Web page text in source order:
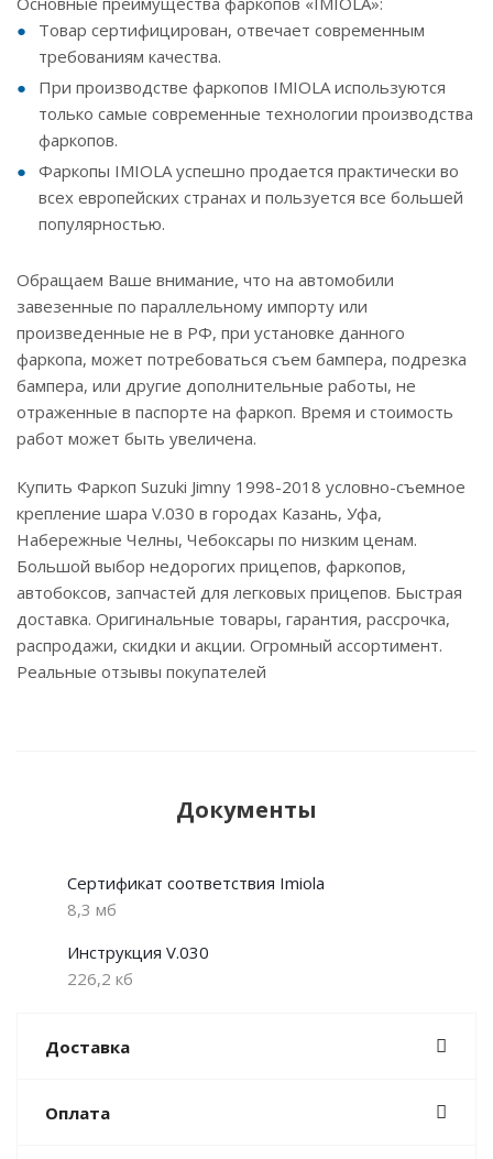
Товар сертифицирован, отвечает современным
требованиям качества.
При производстве фаркопов IMIOLA используются
только самые современные технологии производства
фаркопов.
Фаркопы IMIOLA успешно продается практически во
всех европейских странах и пользуется все большей
популярностью.
Обращаем Ваше внимание, что на автомобили
завезенные по параллельному импорту или
произведенные не в РФ, при установке данного
фаркопа, может потребоваться съем бампера, подрезка
бампера, или другие дополнительные работы, не
отраженные в паспорте на фаркоп. Время и стоимость
работ может быть увеличена.
Купить Фаркоп Suzuki Jimny 1998-2018 условно-съемное
крепление шара V.030 в городах Казань, Уфа,
Набережные Челны, Чебоксары по низким ценам.
Большой выбор недорогих прицепов, фаркопов,
автобоксов, запчастей для легковых прицепов. Быстрая
доставка. Оригинальные товары, гарантия, рассрочка,
распродажи, скидки и акции. Огромный ассортимент.
Реальные отзывы покупателей
Документы
Сертификат соответствия Imiola
8,3 мб
Инструкция V.030
226,2 кб
Доставка
Оплата